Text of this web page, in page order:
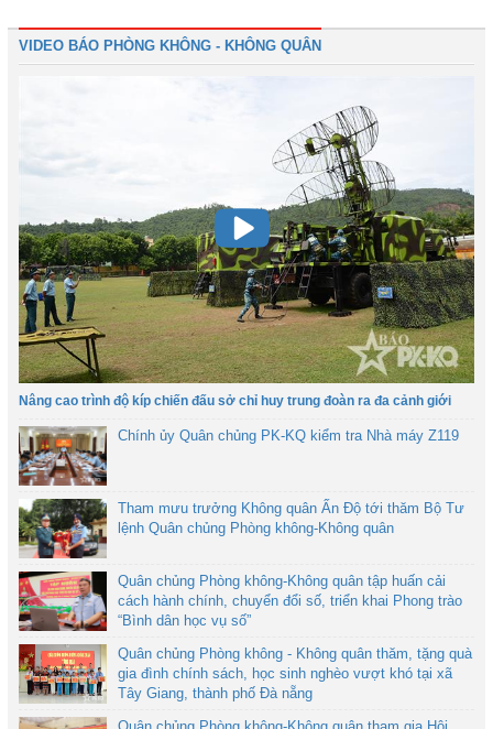
VIDEO BÁO PHÒNG KHÔNG - KHÔNG QUÂN
Nâng cao trình độ kíp chiến đấu sở chỉ huy trung đoàn ra đa cảnh giới
Chính ủy Quân chủng PK-KQ kiểm tra Nhà máy Z119
Tham mưu trưởng Không quân Ấn Độ tới thăm Bộ Tư
lệnh Quân chủng Phòng không-Không quân
Quân chủng Phòng không-Không quân tập huấn cải
cách hành chính, chuyển đổi số, triển khai Phong trào
“Bình dân học vụ số”
Quân chủng Phòng không - Không quân thăm, tặng quà
gia đình chính sách, học sinh nghèo vượt khó tại xã
Tây Giang, thành phố Đà nẵng